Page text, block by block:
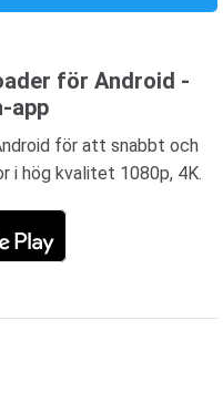
för Android -
app
för att snabbt och
i hög kvalitet 1080p, 4K.